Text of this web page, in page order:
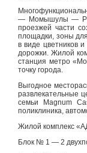
— Момышулы —
проезжей части
площадки, зоны
в виде цветников
дорожки. Жилой
станция метро
точку города.
Выгодное
развлекательные
семьи Magnum
поликлиника,
Жилой комплекс
Блок № 1 — 2